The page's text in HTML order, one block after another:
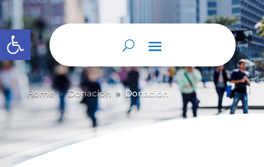
Abrir barra de herramientas
Home 9 Donación 9 Donación